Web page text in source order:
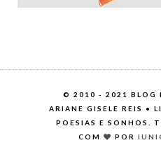
© 2010 - 2021 BLOG
ARIANE GISELE REIS •
POESIAS E SONHOS.
COM
POR